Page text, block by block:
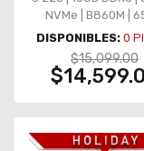
NVMe | B860M |
Bronze –
integrados
DISPONIBLES: 0
$15,099.00